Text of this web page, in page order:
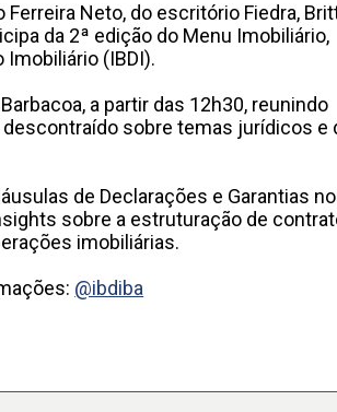
Neto, do escritório Fiedra,
da 2ª edição do Menu Imobiliário,
(IBDI).
a partir das 12h30, reunindo
sobre temas jurídicos e
de Declarações e Garantias
sobre a estruturação de
imobiliárias.
@ibdiba